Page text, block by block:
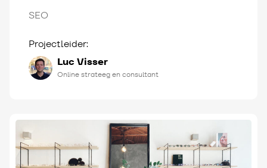
SEO
Projectleider:
Luc Visser
Online strateeg en consultant